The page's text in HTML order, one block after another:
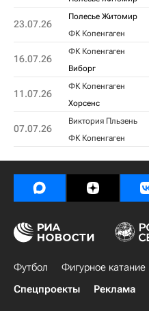
23.07.26
Полесье Житомир
ФК Копенгаген
16.07.26
ФК Копенгаген
Виборг
11.07.26
ФК Копенгаген
Хорсенс
07.07.26
Виктория Пльзень
ФК Копенгаген
Футбол Фигурное катание
Спецпроекты
Реклама